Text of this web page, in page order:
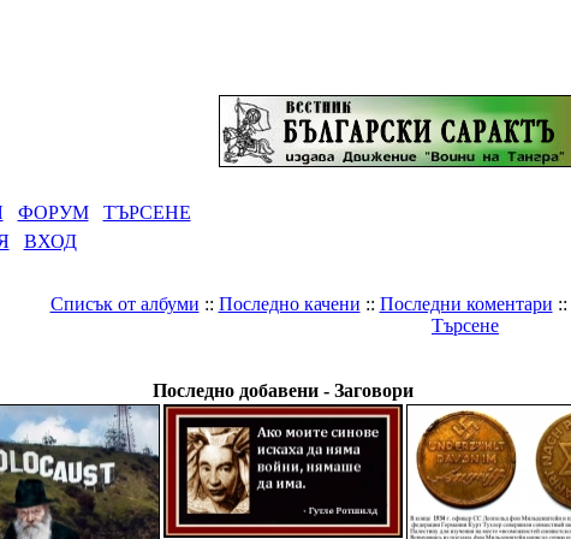
ФОРУМ
ТЪРСЕНЕ
ВХОД
Списък от албуми :: Последно качени :: Последни коментари ::
Търсене
Последно добавени - Заговори